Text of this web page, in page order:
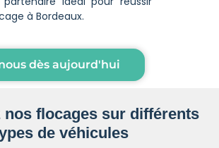
à Bordeaux.
dès aujourd'hui
nos flocages sur différents
de véhicules